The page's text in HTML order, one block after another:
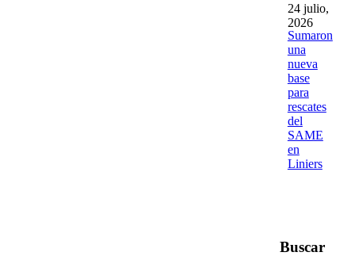
Sumaron
una
nueva
base
para
rescates
del
SAME
en
Liniers
24 julio,
2026
Buscar